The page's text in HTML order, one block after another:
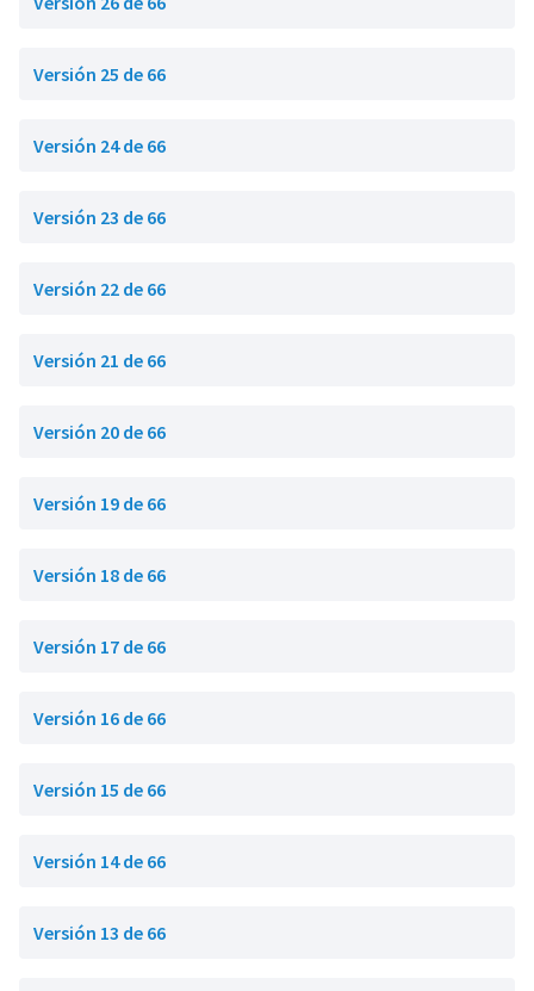
Versión 25 de 66
Versión 24 de 66
Versión 23 de 66
Versión 22 de 66
Versión 21 de 66
Versión 20 de 66
Versión 19 de 66
Versión 18 de 66
Versión 17 de 66
Versión 16 de 66
Versión 15 de 66
Versión 14 de 66
Versión 13 de 66